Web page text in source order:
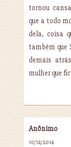
tornou
que a todo
dela, coisa
também que
demais
mulher que
Anônimo
10/12/2014